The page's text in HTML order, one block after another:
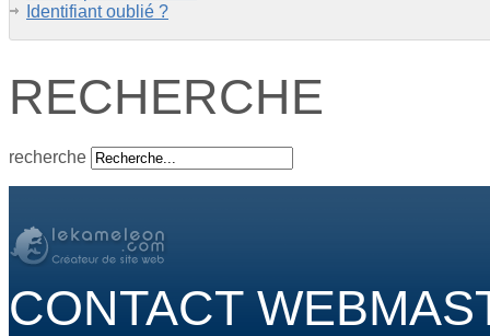
Identifiant oublié ?
RECHERCHE
recherche
CONTACT